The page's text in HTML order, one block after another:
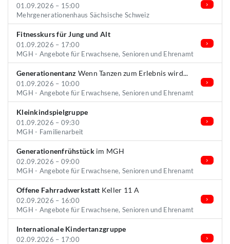
01.09.2026 – 15:00
Mehrgenerationenhaus Sächsische Schweiz
Fitnesskurs für Jung und Alt
01.09.2026 – 17:00
MGH - Angebote für Erwachsene, Senioren und Ehrenamt
Generationentanz Wenn Tanzen zum Erlebnis wird...
01.09.2026 – 10:00
MGH - Angebote für Erwachsene, Senioren und Ehrenamt
Kleinkindspielgruppe
01.09.2026 – 09:30
MGH - Familienarbeit
Generationenfrühstückim MGH
02.09.2026 – 09:00
MGH - Angebote für Erwachsene, Senioren und Ehrenamt
Offene Fahrradwerkstatt Keller 11 A
02.09.2026 – 16:00
MGH - Angebote für Erwachsene, Senioren und Ehrenamt
Internationale Kindertanzgruppe
02.09.2026 – 17:00